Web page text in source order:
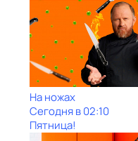
На ножах
Сегодня в 02:10
Пятница!